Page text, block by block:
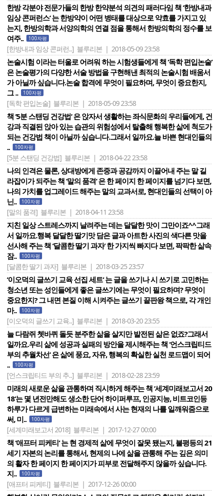
한방 각분야 전문가들의 한방 한약분석 의견의 패러다임 책 ‘한방내과
임상 콘퍼런스‘ 는 한방약이 어떤 병태를 대상으로 약효를 가지고 있
는지, 한방의학과 서양의학의 연결 점을 통해서 한방의학의 정수를 보
여주..
100자평
[한방내과 임상 콘퍼런..] 블루리본 | 2018-05-09 23:58
논술시험 이라는 터울로 어려워 하는 시험생들에게 책 ‘독학 편입논술‘
은 논술평가의 다양한 서술 방법을 구현해낸 최적의 논술시험 배움서
가 아닐까 싶습니다.논술 합격에 무엇이 필요하며, 무엇이 중요한지,
그 ..
100자평
[독학 편입논술] 블루리본 | 2018-05-09 23:58
책 ‘5분 스탠딩 건강법‘ 은 앉자서 생활하는 좌식문화의 우리들에게, 건
강과 직결된 앉아 있는 습관의 위험성에서 탈출해 행복한 삶에 척도가
되는 건강법 책이 아닐까 싶습니다.그래서 일까요.늘 바쁜 현대인들의
..
100자평
[5분 스탠딩 건강법] 블루리본 | 2018-04-22 23:58
나의 인격은 물론, 상대방에게 존중과 공감까지 이끌어내 주는 말 길
라잡이가 되주는 책 ‘말의 품격‘ 은 한 페이지 한 페이지를 넘기다 보면,
나의 가치를 업그레이드 해주는 말의 교과서로, 현대인들의 선택이 아
닌..
100자평
[말의 품격] 블루리본 | 2018-04-11 23:58
지친 일상 스트레스까지 날려주는 데는 달달한 맛이 그만이죠^^그래
서 일까요.행복 달달한 딸기맛 담은 글과 아트한 사진의 색다른 맛을
선사해 주는 책 ‘달콤한 딸기 과자‘ 한 가지씩 빠지다 보면, 팍팍한 삶속
잠..
100자평
[달콤한 딸기 과자] 블루리본 | 2018-03-25 23:57
‘이오덕의 글쓰기 교육 선집 세트‘ 는 글을 쓰기나 시 쓰기로 고민하는
청소년 또는 성인들에게 좋은 글쓰기에는 무엇이 필요하며? 무엇이
중요한지? 그 내면 본질 이해 시켜주는 글쓰기 끝판왕 책으로, 각 개인
마..
100자평
[이오덕의 글쓰기 교육..] 블루리본 | 2018-03-20 23:55
늘 다람쥐 쳇바퀴 돌듯 분주한 삶을 살지만 발전된 삶은 없죠?그래서
일까요.우리 삶에 성공과 실패의 방안을 제시해주는 책 ‘언스크립티드
부의 추월차선‘ 은 삶에 풍요, 자유, 행복의 확실한 실천 로드맵이 되어
..
100자평
[언스크립티드 부의 추..] 블루리본 | 2018-02-28 23:59
미래의 새로운 삶을 관통하며 직시하게 해주는 책 ‘세계미래보고서 20
18‘는 몇 년전만해도 생소한 단어 하이퍼루프, 인공지능, 비트코인등
하루가 다르게 급변하는 미래속에서 사는 현재의 나를 일깨워줌으로
써, 미..
100자평
[세계미래보고서 2018] 블루리본 | 2017-12-27 00:00
책 ‘애프터 피케티‘ 는 현 경제적 삶에 무엇이 잘못 됐는지, 불평등의 21
세기 자본의 논리를 통해서, 현제의 나에 삶을 관통해 주는 깊은 의미
의 활자 한 페이지 한 페이지가 피부로 전달해주지 않을까 싶습니다.
지..
100자평
[애프터 피케티] 블루리본 | 2017-12-26 00:00